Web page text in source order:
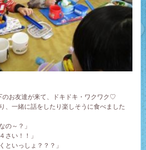
のお友達が来て、ドキドキ・ワクワク♡
、一緒に話をしたり楽しそうに食べました
の～？」
さい！！」
といっしょ？？？」